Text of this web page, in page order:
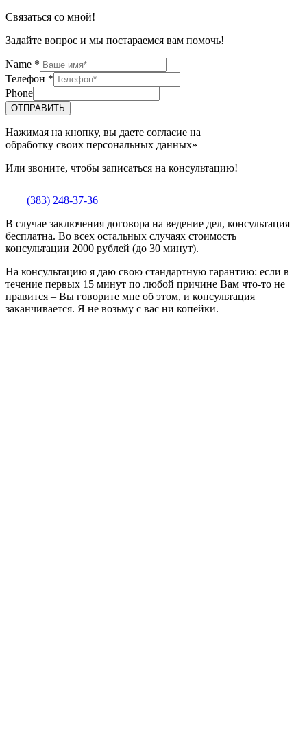
Связаться со мной!
Задайте вопрос и мы постараемся вам помочь!
Name *
Телефон *
Phone
ОТПРАВИТЬ
Нажимая на кнопку, вы даете согласие на
обработку своих персональных данных»
Или звоните, чтобы записаться на консультацию!
(383) 248-37-36
В случае заключения договора на ведение дел, консультация
бесплатна. Во всех остальных случаях стоимость
консультации 2000 рублей (до 30 минут).
На консультацию я даю свою стандартную гарантию: если в
течение первых 15 минут по любой причине Вам что-то не
нравится – Вы говорите мне об этом, и консультация
заканчивается. Я не возьму с вас ни копейки.